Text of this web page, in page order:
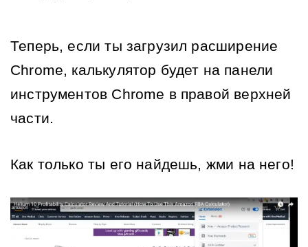
Теперь, если ты загрузил расширение
Chrome, калькулятор будет на панели
инструментов Chrome в правой верхней
части.
Как только ты его найдешь, жми на него!